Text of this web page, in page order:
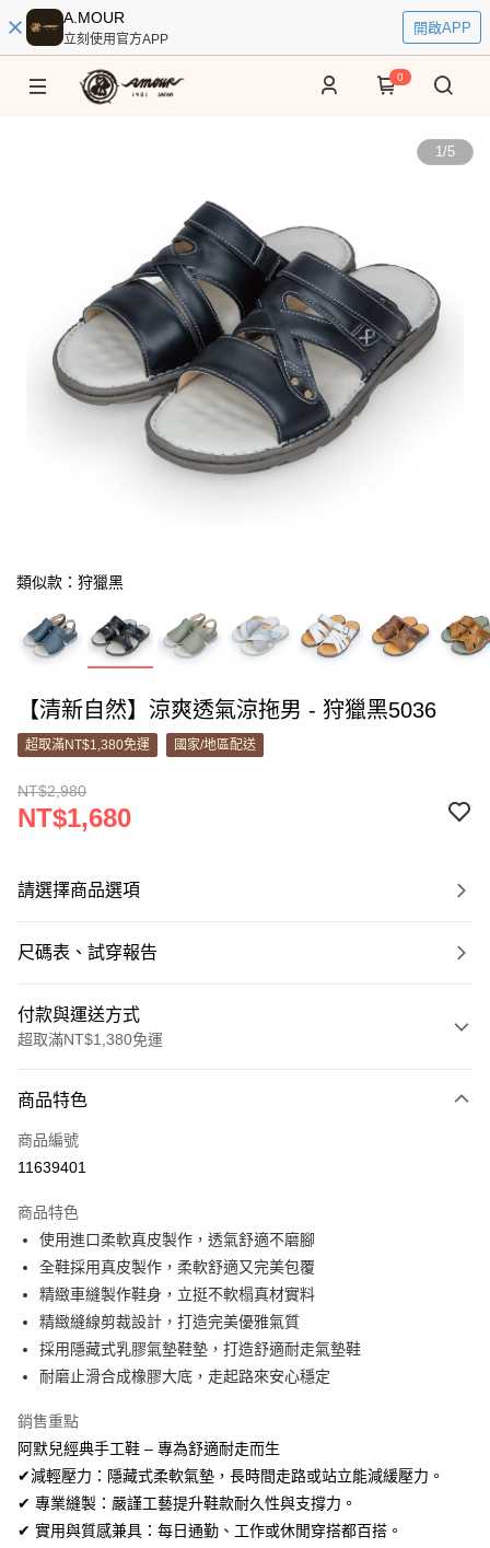
A.MOUR
立刻使用官方APP
開啟APP
0
1/5
類似款：狩獵黑
【清新自然】涼爽透氣涼拖男 - 狩獵黑5036
超取滿NT$1,380免運 國家/地區配送
NT$2,980
NT$1,680
請選擇商品選項
尺碼表、試穿報告
付款與運送方式
超取滿NT$1,380免運
信用卡一次付款
信用卡分期付款
合作金庫商業銀行
華南商業銀行
彰化商業銀行
上海商業儲蓄銀行
台北富邦商業銀行
國泰世華商業銀行
兆豐國際商業銀行
臺灣中小企業銀行
台中商業銀行
匯豐（台灣）商業銀行
華泰商業銀行
聯邦商業銀行
遠東國際商業銀行
元大商業銀行
永豐商業銀行
台新國際商業銀行
台灣樂天信用卡公司
超商取貨付款
LINE Pay
Apple Pay
街口支付
Google Pay
全盈+PAY
AFTEE先享後付
相關說明
商品特色
商品編號
11639401
商品特色
使用進口柔軟真皮製作，透氣舒適不磨腳
全鞋採用真皮製作，柔軟舒適又完美包覆
精緻車縫製作鞋身，立挺不軟榻真材實料
精緻縫線剪裁設計，打造完美優雅氣質
採用隱藏式乳膠氣墊鞋墊，打造舒適耐走氣墊鞋
耐磨止滑合成橡膠大底，走起路來安心穩定
銷售重點
阿默兒經典手工鞋 – 專為舒適耐走而生
✔減輕壓力：隱藏式柔軟氣墊，長時間走路或站立能減緩壓力。
✔ 專業縫製：嚴謹工藝提升鞋款耐久性與支撐力。
✔ 實用與質感兼具：每日通勤、工作或休閒穿搭都百搭。